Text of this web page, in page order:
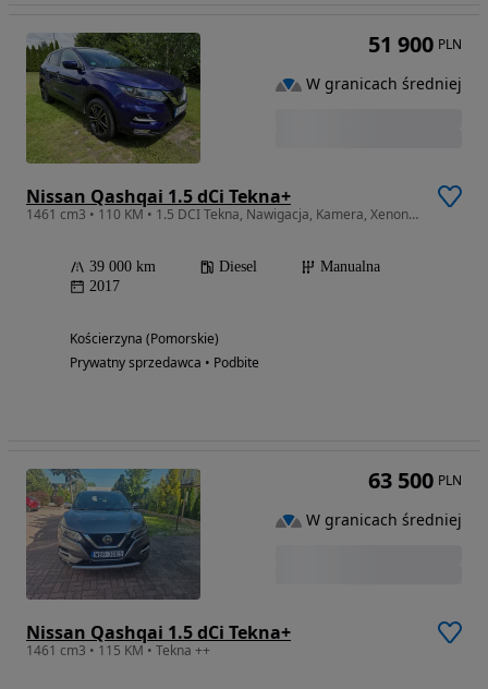
Nissan Qashqai 1.5 dCi Tekna+
1461 cm3 • 110 KM • 1.5 DCI Tekna, Nawigacja, Kamera, Xenon, Tylko 39tys km, Idealny Stan
39 000 km Diesel
Manualna
2017
Kościerzyna (Pomorskie)
Prywatny sprzedawca • Podbite
51 900 PLN
W granicach średniej
Nissan Qashqai 1.5 dCi Tekna+
1461 cm3 • 115 KM • Tekna ++
63 500 PLN
W granicach średniej